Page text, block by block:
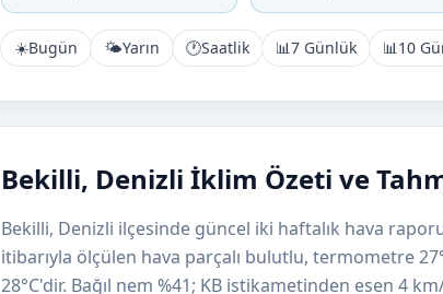
☀️Bugün 🌤️Yarın 🕐Saatlik 📊7 Günlük 📊10
Bekilli, Denizli İklim Özeti ve
Bekilli, Denizli ilçesinde güncel iki haftalık hava
itibarıyla ölçülen hava parçalı bulutlu, termometre
28°C'dir. Bağıl nem %41; KB istikametinden esen 4